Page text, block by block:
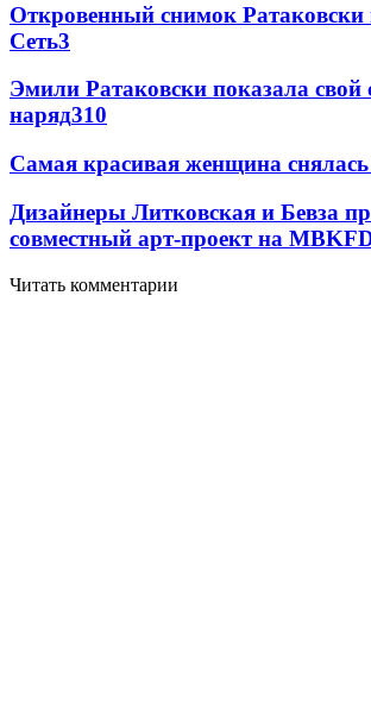
Откровенный снимок Ратаковски
Сеть3
Эмили Ратаковски показала свой
наряд310
Самая красивая женщина снялась
Дизайнеры Литковская и Бевза
совместный арт-проект на
Читать комментарии